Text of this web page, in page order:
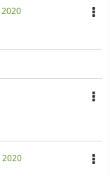
2020